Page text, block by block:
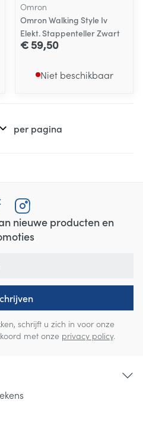
Omron
Omron Walking Style Iv
Elekt. Stappenteller Zwart
€ 59,50
Niet beschikbaar
per pagina
nieuwe producten en
schrijft u zich in voor onze
met onze privacy policy.